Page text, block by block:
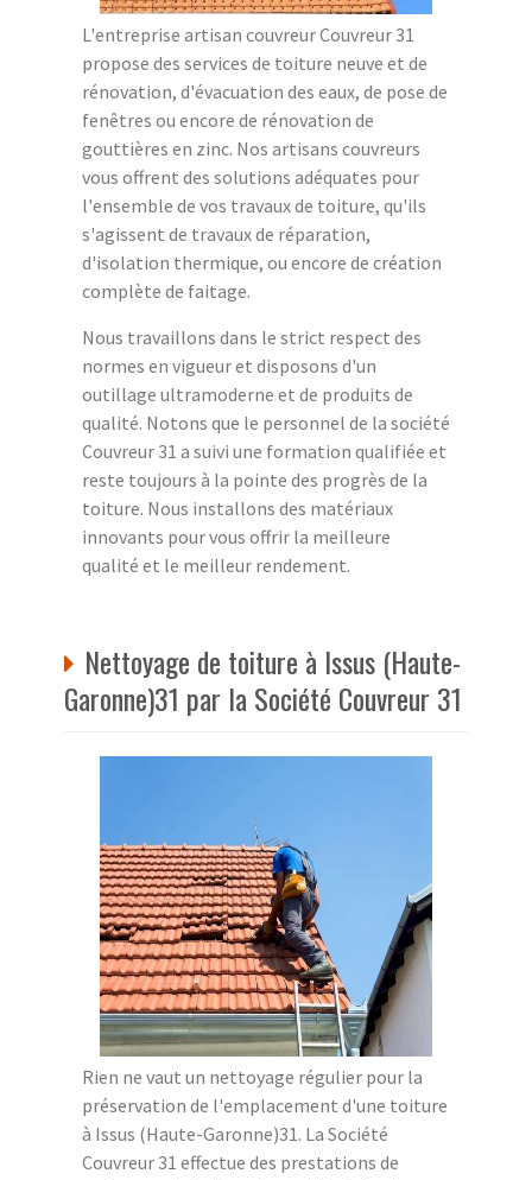
L'entreprise artisan couvreur Couvreur 31
propose des services de toiture neuve et de
rénovation, d'évacuation des eaux, de pose de
fenêtres ou encore de rénovation de
gouttières en zinc. Nos artisans couvreurs
vous offrent des solutions adéquates pour
l'ensemble de vos travaux de toiture, qu'ils
s'agissent de travaux de réparation,
d'isolation thermique, ou encore de création
complète de faitage.
Nous travaillons dans le strict respect des
normes en vigueur et disposons d'un
outillage ultramoderne et de produits de
qualité. Notons que le personnel de la société
Couvreur 31 a suivi une formation qualifiée et
reste toujours à la pointe des progrès de la
toiture. Nous installons des matériaux
innovants pour vous offrir la meilleure
qualité et le meilleur rendement.
Nettoyage de toiture à Issus (Haute-
Garonne)31 par la Société Couvreur 31
Rien ne vaut un nettoyage régulier pour la
préservation de l'emplacement d'une toiture
à Issus (Haute-Garonne)31. La Société
Couvreur 31 effectue des prestations de